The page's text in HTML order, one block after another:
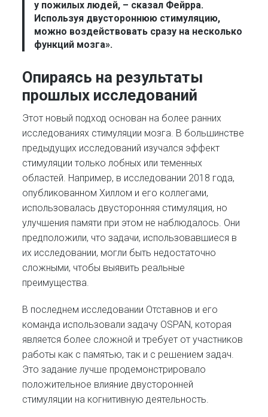
у пожилых людей, – сказал Фейрра.
Используя двустороннюю стимуляцию,
можно воздействовать сразу на несколько
функций мозга».
Опираясь на результаты
прошлых исследований
Этот новый подход основан на более ранних
исследованиях стимуляции мозга. В большинстве
предыдущих исследований изучался эффект
стимуляции только лобных или теменных
областей. Например, в исследовании 2018 года,
опубликованном Хиллом и его коллегами,
использовалась двусторонняя стимуляция, но
улучшения памяти при этом не наблюдалось. Они
предположили, что задачи, использовавшиеся в
их исследовании, могли быть недостаточно
сложными, чтобы выявить реальные
преимущества.
В последнем исследовании Отставнов и его
команда использовали задачу OSPAN, которая
является более сложной и требует от участников
работы как с памятью, так и с решением задач.
Это задание лучше продемонстрировало
положительное влияние двусторонней
стимуляции на когнитивную деятельность.